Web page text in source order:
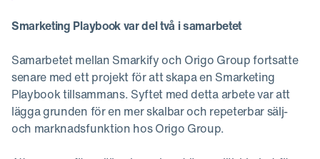
Smarketing Playbook var del två i samarbetet
Samarbetet mellan Smarkify och Origo Group fortsatte
senare med ett projekt för att skapa en Smarketing
Playbook tillsammans. Syftet med detta arbete var att
lägga grunden för en mer skalbar och repeterbar sälj-
och marknadsfunktion hos Origo Group.